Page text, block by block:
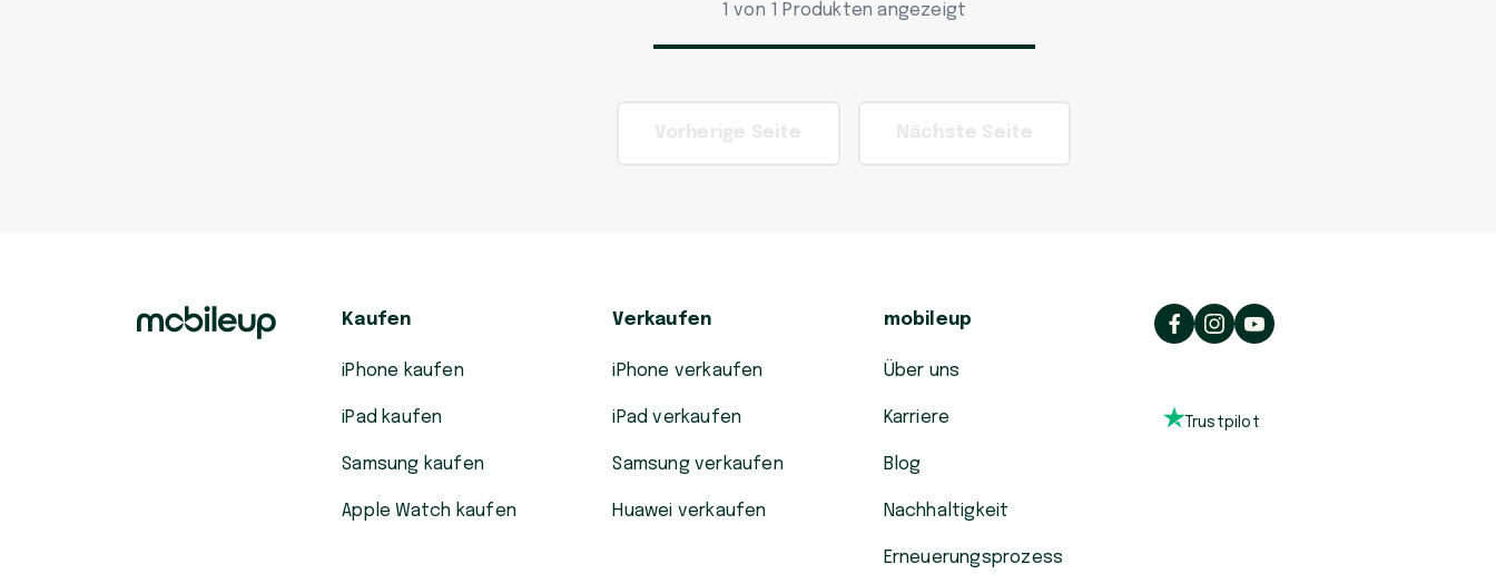
1 von 1 Produkten angezeigt
Kaufen
iPhone kaufen
iPad kaufen
Samsung kaufen
Apple Watch kaufen
Verkaufen
iPhone verkaufen
iPad verkaufen
Samsung verkaufen
Huawei verkaufen
mobileup
Über uns
Karriere
Blog
Nachhaltigkeit
Erneuerungsprozess
Trustpilot